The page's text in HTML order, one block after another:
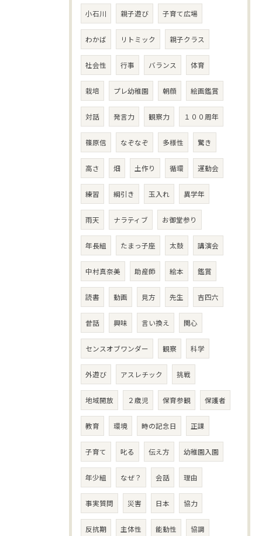
小石川 親子遊び 子育て広場
わかば リトミック 親子クラス
社会性 行事 バランス 体育
栽培 プレ幼稚園 朝顔 絵画鑑賞
対話 発言力 観察力 １００周年
篠原信 なぞなぞ 多様性 驚き
高さ 畑 土作り 循環 運動会
練習 綱引き 玉入れ 異学年
雨天 ナラティブ お御堂参り
年長組 たまっ子座 太鼓 講演会
中村真奈美 助産師 絵本 鑑賞
読書 動画 見方 先生 吉四六
昔話 興味 言い換え 関心
センスオブワンダー 観察 科学
外遊び アスレチック 挑戦
地域開放 ２歳児 保育参観 保護者
教育 環境 時の記念日 正課
子育て 叱る 伝え方 幼稚園入園
年少組 なぜ？ 会話 理由
事実質問 災害 日本 協力
反抗期 主体性 能動性 協調